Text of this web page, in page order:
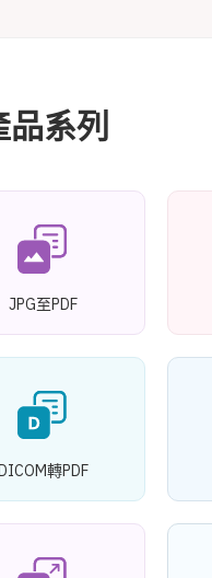
系列
JPG至PDF
轉PDF